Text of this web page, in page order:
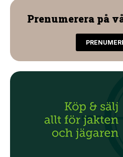
Prenumerera på